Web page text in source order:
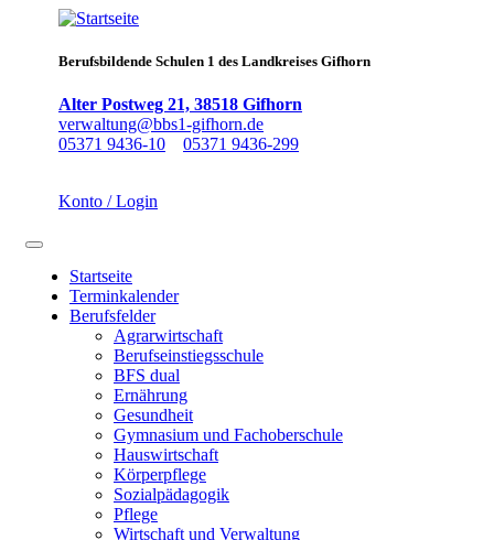
Berufsbildende Schulen 1 des Landkreises Gifhorn
Alter Postweg 21, 38518 Gifhorn
verwaltung@bbs1-gifhorn.de
05371 9436-10
05371 9436-299
Konto / Login
Navigation aktivieren/deaktivieren
Main
navigation
Startseite
Terminkalender
Berufsfelder
Agrarwirtschaft
Berufseinstiegsschule
BFS dual
Ernährung
Gesundheit
Gymnasium und Fachoberschule
Hauswirtschaft
Körperpflege
Sozialpädagogik
Pflege
Wirtschaft und Verwaltung